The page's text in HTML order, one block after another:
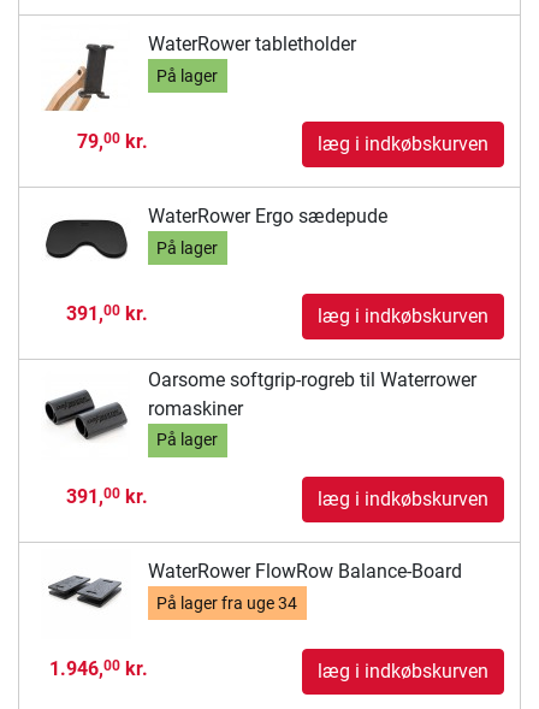
WaterRower tabletholder
På lager
79,00kr. læg i indkøbskurven
WaterRower Ergo sædepude
På lager
391,00kr. læg i indkøbskurven
Oarsome softgrip-rogreb til Waterrower
romaskiner
På lager
391,00kr. læg i indkøbskurven
WaterRower FlowRow Balance-Board
På lager fra uge 34
1.946,00kr. læg i indkøbskurven